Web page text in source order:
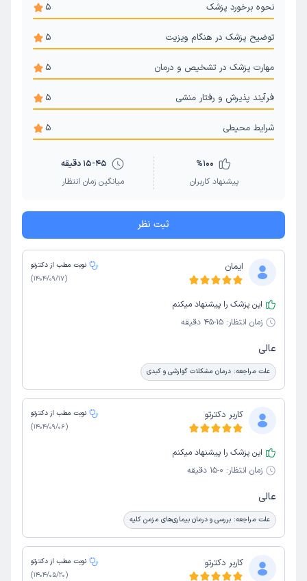
بی اشتهایی
سندروم بهجت
سرفه مزمن
حساسیت فصلی
زردی
سندروم شوگرن
حساسیت پوستی
نحوه برخورد پزشک 5
توضیح پزشک در هنگام ویزیت 5
مهارت پزشک در تشخیص و درمان 5
فرآیند پذیرش و رفتار منشی 5
شرایط محیطی 5
%100
پیشنهاد کاربران
15-45 دقیقه
میانگین زمان انتظار
ثبت نظر
ایمان
نوبت مطب از دکترتو
(
1404/09/17
)
این پزشک را پیشنهاد میکنم
زمان انتظار: 15-45 دقیقه
عالی
علت مراجعه: درمان مشکلات گوارشی و کبدی
کاربر دکترتو
نوبت مطب از دکترتو
(
1404/09/06
)
این پزشک را پیشنهاد میکنم
زمان انتظار: 0-15 دقیقه
عالی
علت مراجعه: بررسی و درمان بیماری‌های مزمن کلیه
کاربر دکترتو
نوبت مطب از دکترتو
(
1404/05/20
)